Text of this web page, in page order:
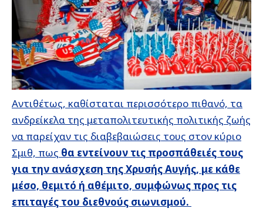
Αντιθέτως, καθίσταται περισσότερο πιθανό, τα
ανδρείκελα της μεταπολιτευτικής πολιτικής ζωής
να παρείχαν τις διαβεβαιώσεις τους στον κύριο
Σμιθ, πως θα εντείνουν τις προσπάθειές τους
για την ανάσχεση της Χρυσής Αυγής, με κάθε
μέσο, θεμιτό ή αθέμιτο, συμφώνως προς τις
επιταγές του διεθνούς σιωνισμού.